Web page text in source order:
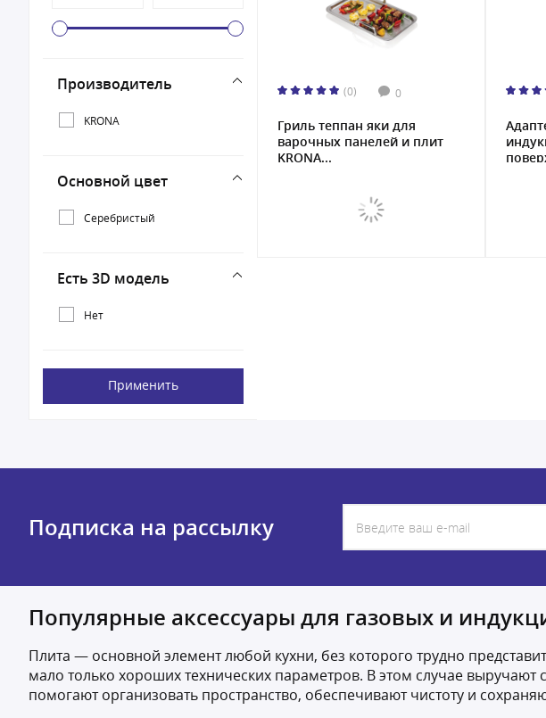
Производитель
KRONA
Основной цвет
Серебристый
Есть 3D модель
Нет
Применить
(0) 0
Гриль теппан яки для
варочных панелей и плит
KRONA...
Подписка на рассылку
Популярные аксессуары для газовых и
Плита — основной элемент любой кухни, без которого трудно
мало только хороших технических параметров. В этом случае
помогают организовать пространство, обеспечивают чистоту и